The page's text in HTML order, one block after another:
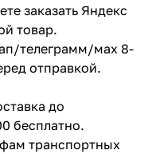
заказать Яндекс
товар.
телеграмм/мах 8-
отправкой.
до
бесплатно.
транспортных